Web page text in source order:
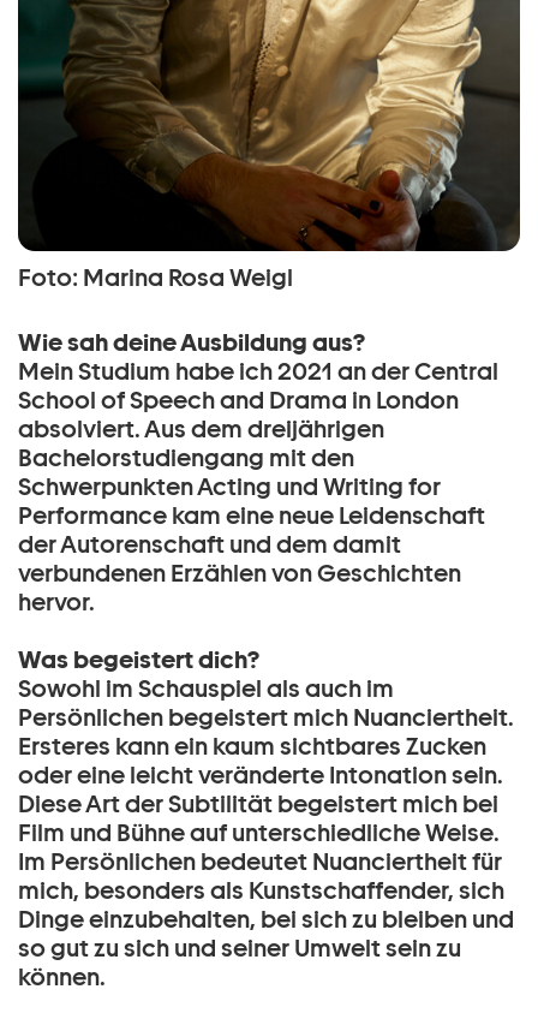
Foto: Marina Rosa Weigl
Wie sah deine Ausbildung aus?
Mein Studium habe ich 2021 an der Central
School of Speech and Drama in London
absolviert. Aus dem dreijährigen
Bachelorstudiengang mit den
Schwerpunkten Acting und Writing for
Performance kam eine neue Leidenschaft
der Autorenschaft und dem damit
verbundenen Erzählen von Geschichten
hervor.
Was begeistert dich?
Sowohl im Schauspiel als auch im
Persönlichen begeistert mich Nuanciertheit.
Ersteres kann ein kaum sichtbares Zucken
oder eine leicht veränderte Intonation sein.
Diese Art der Subtilität begeistert mich bei
Film und Bühne auf unterschiedliche Weise.
Im Persönlichen bedeutet Nuanciertheit für
mich, besonders als Kunstschaffender, sich
Dinge einzubehalten, bei sich zu bleiben und
so gut zu sich und seiner Umwelt sein zu
können.